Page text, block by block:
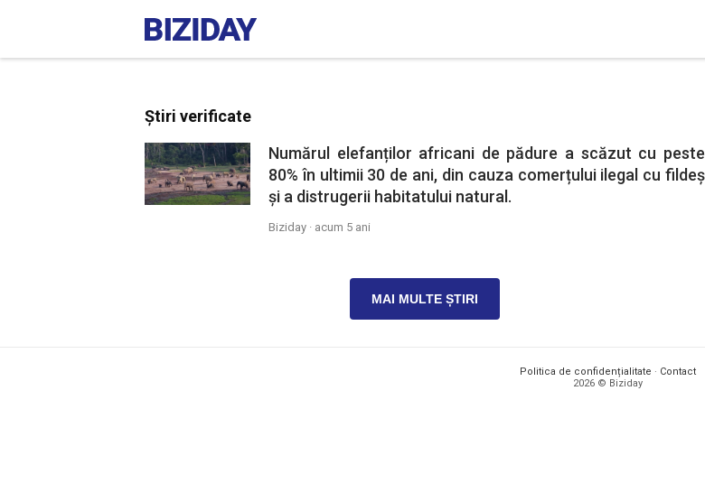
Știri verificate
Numărul elefanților africani de pădure a scăzut cu peste
80% în ultimii 30 de ani, din cauza comerțului ilegal cu fildeș
și a distrugerii habitatului natural.
Biziday · acum 5 ani
MAI MULTE ȘTIRI
Politica de confidențialitate · Contact
2026 © Biziday